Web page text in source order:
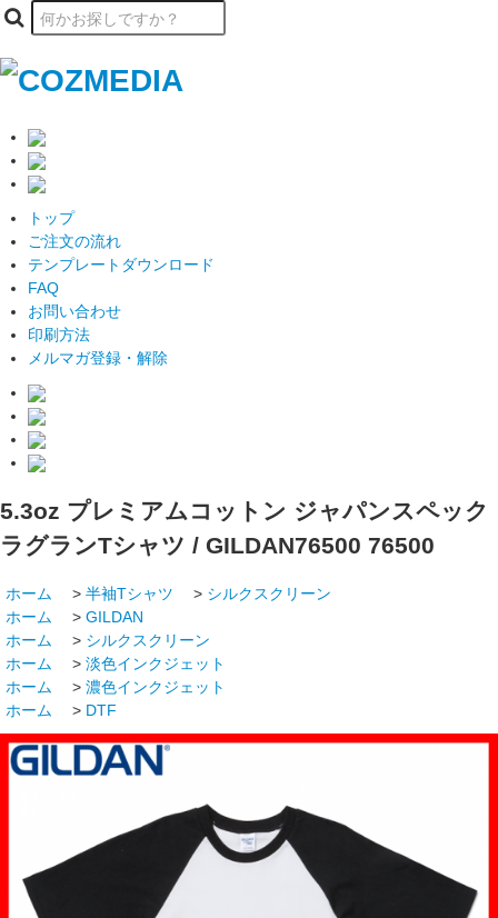
トップ
ご注文の流れ
テンプレートダウンロード
FAQ
お問い合わせ
印刷方法
メルマガ登録・解除
5.3oz プレミアムコットン ジャパンスペック
ラグランTシャツ / GILDAN76500 76500
ホーム > 半袖Tシャツ > シルクスクリーン
ホーム
> GILDAN
ホーム
> シルクスクリーン
ホーム
> 淡色インクジェット
ホーム
> 濃色インクジェット
ホーム
> DTF